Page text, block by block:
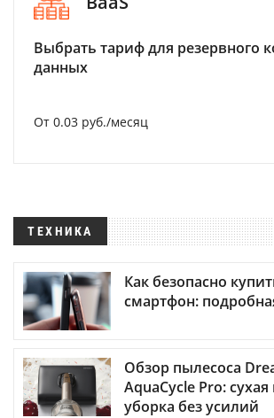
Выбрать тариф для резервного
данных
От 0.03 руб./месяц
ТЕХНИКА
Как безопасно
смартфон:
Обзор пылесоса
AquaCycle Pro:
уборка без усилий